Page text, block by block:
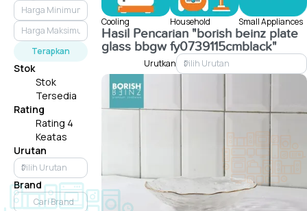
Terapkan
Stok
Stok
Tersedia
Rating
Rating 4
Keatas
Urutan
Brand
Cooling Household Small Appliances
Hasil Pencarian "borish beinz plate
glass bbgw fy0739115cmblack"
Urutkan